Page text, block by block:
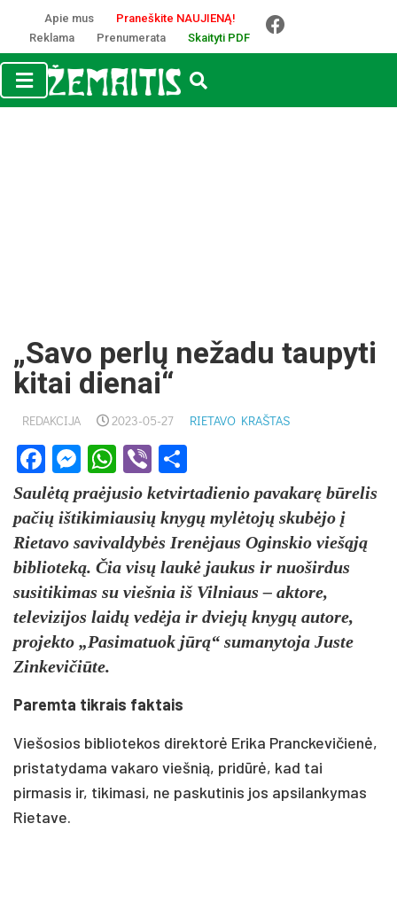
Apie mus
Praneškite NAUJIENĄ!
Reklama
Prenumerata Skaityti PDF
„Savo perlų nežadu taupyti
kitai dienai“
REDAKCIJA 2023-05-27 RIETAVO KRAŠTAS
Facebook
Messenger
WhatsApp
Viber
Saulėtą praėjusio ketvirtadienio pavakarę būrelis
pačių ištikimiausių knygų mylėtojų skubėjo į
Rietavo savivaldybės Irenėjaus Oginskio viešąją
biblioteką. Čia visų laukė jaukus ir nuoširdus
susitikimas su viešnia iš Vilniaus – aktore,
televizijos laidų vedėja ir dviejų knygų autore,
projekto „Pasimatuok jūrą“ sumanytoja Juste
Zinkevičiūte.
Paremta tikrais faktais
Viešosios bibliotekos direktorė Erika Pranckevičienė,
pristatydama vakaro viešnią, pridūrė, kad tai
pirmasis ir, tikimasi, ne paskutinis jos apsilankymas
Rietave.